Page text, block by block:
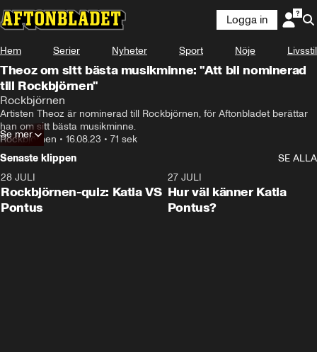
Logga in
Hem Serier Nyheter Sport Nöje Livsstil
Theoz om sitt bästa musikminne: "Att bli nominerad
till Rockbjörnen"
Rockbjörnen
Artisten Theoz är nominerad till Rockbjörnen, för Aftonbladet berättar
han om sitt bästa musikminne.
Rockbjörnen • 16.08.23 • 71 sek
Se mer
Senaste klippen
SE ALLA
28 JULI
Rockbjörnen-quiz: Katia VS
Pontus
27 JULI
Hur väl känner Katia
Pontus?